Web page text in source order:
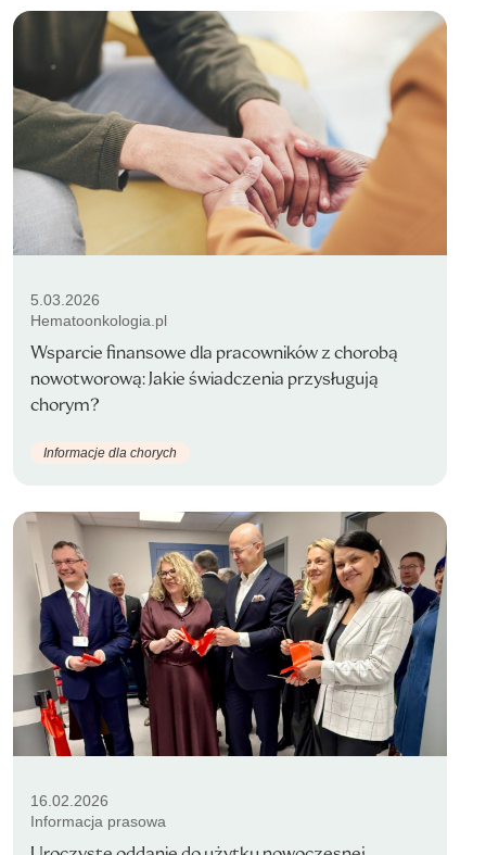
5.03.2026
Hematoonkologia.pl
Wsparcie finansowe dla pracowników z chorobą
nowotworową: Jakie świadczenia przysługują
chorym?
Informacje dla chorych
16.02.2026
Informacja prasowa